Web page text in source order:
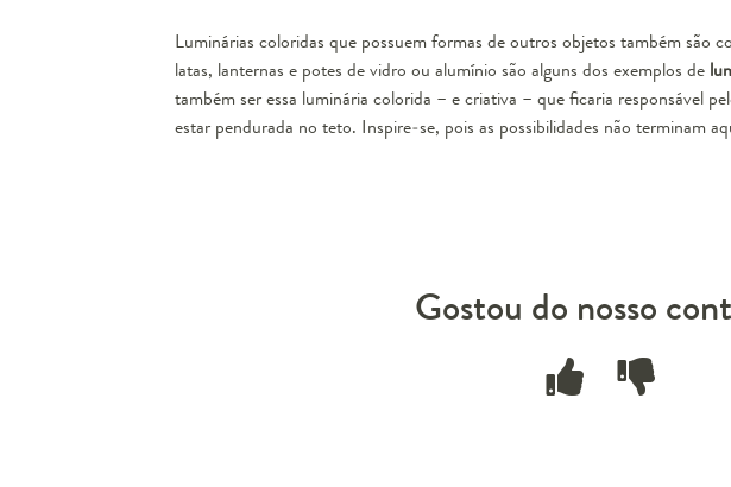
Luminárias coloridas que possuem formas de outros objetos também são
latas, lanternas e potes de vidro ou alumínio são alguns dos exemplos de
também ser essa luminária colorida – e criativa – que ficaria responsável
estar pendurada no teto. Inspire-se, pois as possibilidades não terminam
Gostou do nosso